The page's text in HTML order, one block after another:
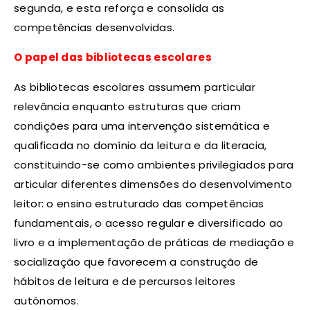
segunda, e esta reforça e consolida as
competências desenvolvidas.
O papel das bibliotecas escolares
As bibliotecas escolares assumem particular
relevância enquanto estruturas que criam
condições para uma intervenção sistemática e
qualificada no domínio da leitura e da literacia,
constituindo-se como ambientes privilegiados para
articular diferentes dimensões do desenvolvimento
leitor: o ensino estruturado das competências
fundamentais, o acesso regular e diversificado ao
livro e a implementação de práticas de mediação e
socialização que favorecem a construção de
hábitos de leitura e de percursos leitores
autónomos.